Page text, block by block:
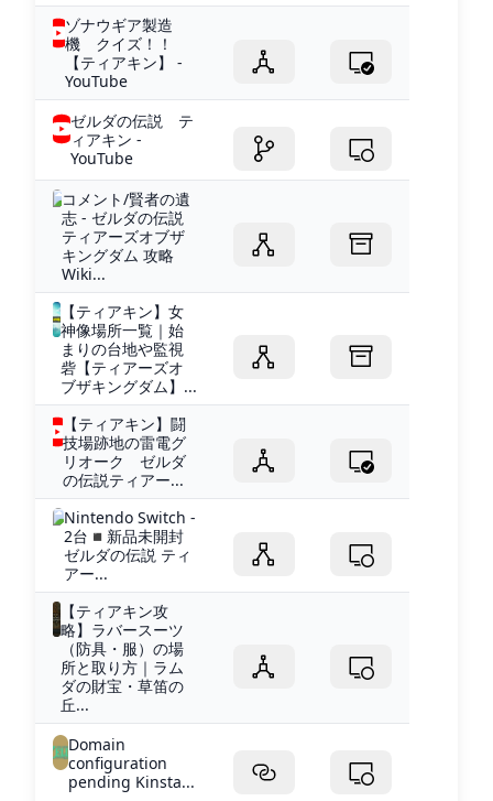
ゾナウギア製造
機 クイズ！！
【ティアキン】 -
YouTube
ゼルダの伝説 テ
ィアキン -
YouTube
コメント/賢者の遺
志 - ゼルダの伝説
ティアーズオブザ
キングダム 攻略
Wiki...
【ティアキン】女
神像場所一覧｜始
まりの台地や監視
砦【ティアーズオ
ブザキングダム】...
【ティアキン】闘
技場跡地の雷電グ
リオーク ゼルダ
の伝説ティアー...
Nintendo Switch -
2台◾️新品未開封
ゼルダの伝説 ティ
アー...
【ティアキン攻
略】ラバースーツ
（防具・服）の場
所と取り方｜ラム
ダの財宝・草笛の
丘...
Domain
configuration
pending Kinsta...